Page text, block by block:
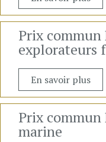
Prix commun
explorateurs
En savoir plus
Prix commun
marine